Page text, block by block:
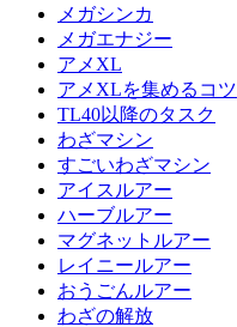
メガシンカ
メガエナジー
アメXL
アメXLを集めるコツ
TL40以降のタスク
わざマシン
すごいわざマシン
アイスルアー
ハーブルアー
マグネットルアー
レイニールアー
おうごんルアー
わざの解放